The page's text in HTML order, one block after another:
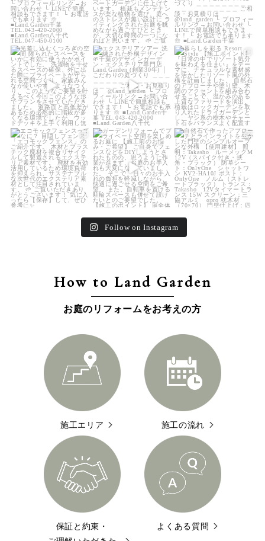
land_garden
22 0
land_garden
22 0
land_garden
25 0
land_garden
15 0
land_garden
32 0
land_garden
24 0
Follow on Instagram
How to Land Garden
お庭のリフォームをお考えの方
施工エリア 施工の流れ
保証と約束・
よくある質問